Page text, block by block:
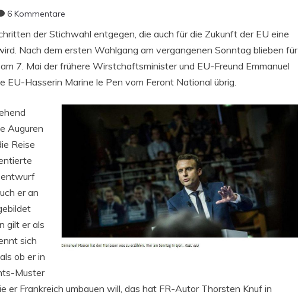
6 Kommentare
der Stichwahl entgegen, die auch für die Zukunft der EU eine
Nach dem ersten Wahlgang am vergangenen Sonntag blieben für
7. Mai der frühere Wirstchaftsminister und EU-Freund Emmanuel
EU-Hasserin Marine le Pen vom Feront National übrig.
Auguren
Reise
er an
gilt er als
sich
ob er in
Muster
er Frankreich umbauen will, das hat FR-Autor Thorsten Knuf in